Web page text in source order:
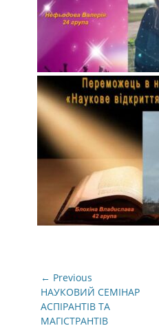
Навігація
записів
← Previous
Previous
post:
НАУКОВИЙ СЕМІНАР
АСПІРАНТІВ ТА
МАГІСТРАНТІВ